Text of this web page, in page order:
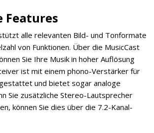
Features
alle relevanten Bild- und Tonformate
von Funktionen. Über die MusicCast
Sie Ihre Musik in hoher Auflösung
ist mit einem phono-Verstärker für
und bietet sogar analoge
Sie zusätzliche Stereo-Lautsprecher
können Sie dies über die 7.2-Kanal-